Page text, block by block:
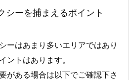
シーを捕まえるポイント
ーはあまり多いエリアではあり
ントはあります。
がある場合は以下でご確認下さ